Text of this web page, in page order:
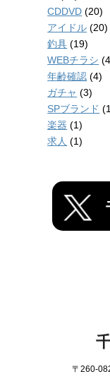
CDDVD (20)
アイドル (20)
釣具 (19)
WEBチラシ
年齢確認 (4)
ガチャ (3)
SPブランド
楽器 (1)
求人 (1)
〒260-